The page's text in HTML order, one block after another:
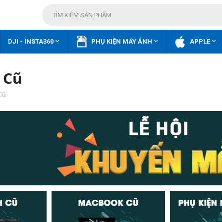
DJI - INSTA360  PHỤ KIỆN MÁY ẢNH  APPLE